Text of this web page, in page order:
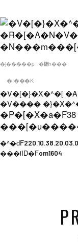
�j�����p �݌ɂ���
�I���K
�V�[�}�X�^�[
�V����
�P�[�X�a�F
�^�ԁF
���iID�Fom1604